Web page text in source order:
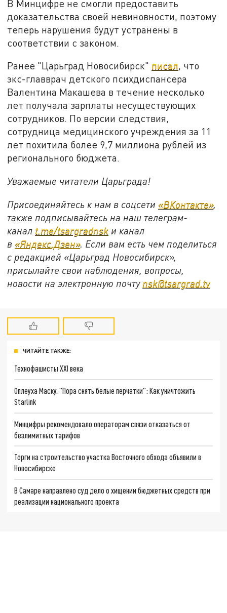
В Минцифре не смогли предоставить
доказательства своей невиновности, поэтому
теперь нарушения будут устранены в
соответствии с законом.
Ранее "Царьград Новосибирск" писал, что
экс-главврач детского психдиспансера
Валентина Макашева в течение несколько
лет получала зарплаты несуществующих
сотрудников. По версии следствия,
сотрудница медицинского учреждения за 11
лет похитила более 9,7 миллиона рублей из
регионального бюджета.
Уважаемые читатели Царьграда!
Присоединяйтесь к нам в соцсети «ВКонтакте»,
также подписывайтесь на наш телеграм-
канал t.me/tsargradnsk и канал
в «Яндекс.Дзен». Если вам есть чем поделиться
с редакцией «Царьград Новосибирск»,
присылайте свои наблюдения, вопросы,
новости на электронную почту nsk@tsargrad.tv
ЧИТАЙТЕ ТАКЖЕ:
Технофашисты XXI века
Оплеуха Маску. "Пора снять белые перчатки": Как уничтожить
Starlink
Минцифры рекомендовало операторам связи отказаться от
безлимитных тарифов
Торги на строительство участка Восточного обхода объявили в
Новосибирске
В Самаре направлено суд дело о хищении бюджетных средств при
реализации национального проекта